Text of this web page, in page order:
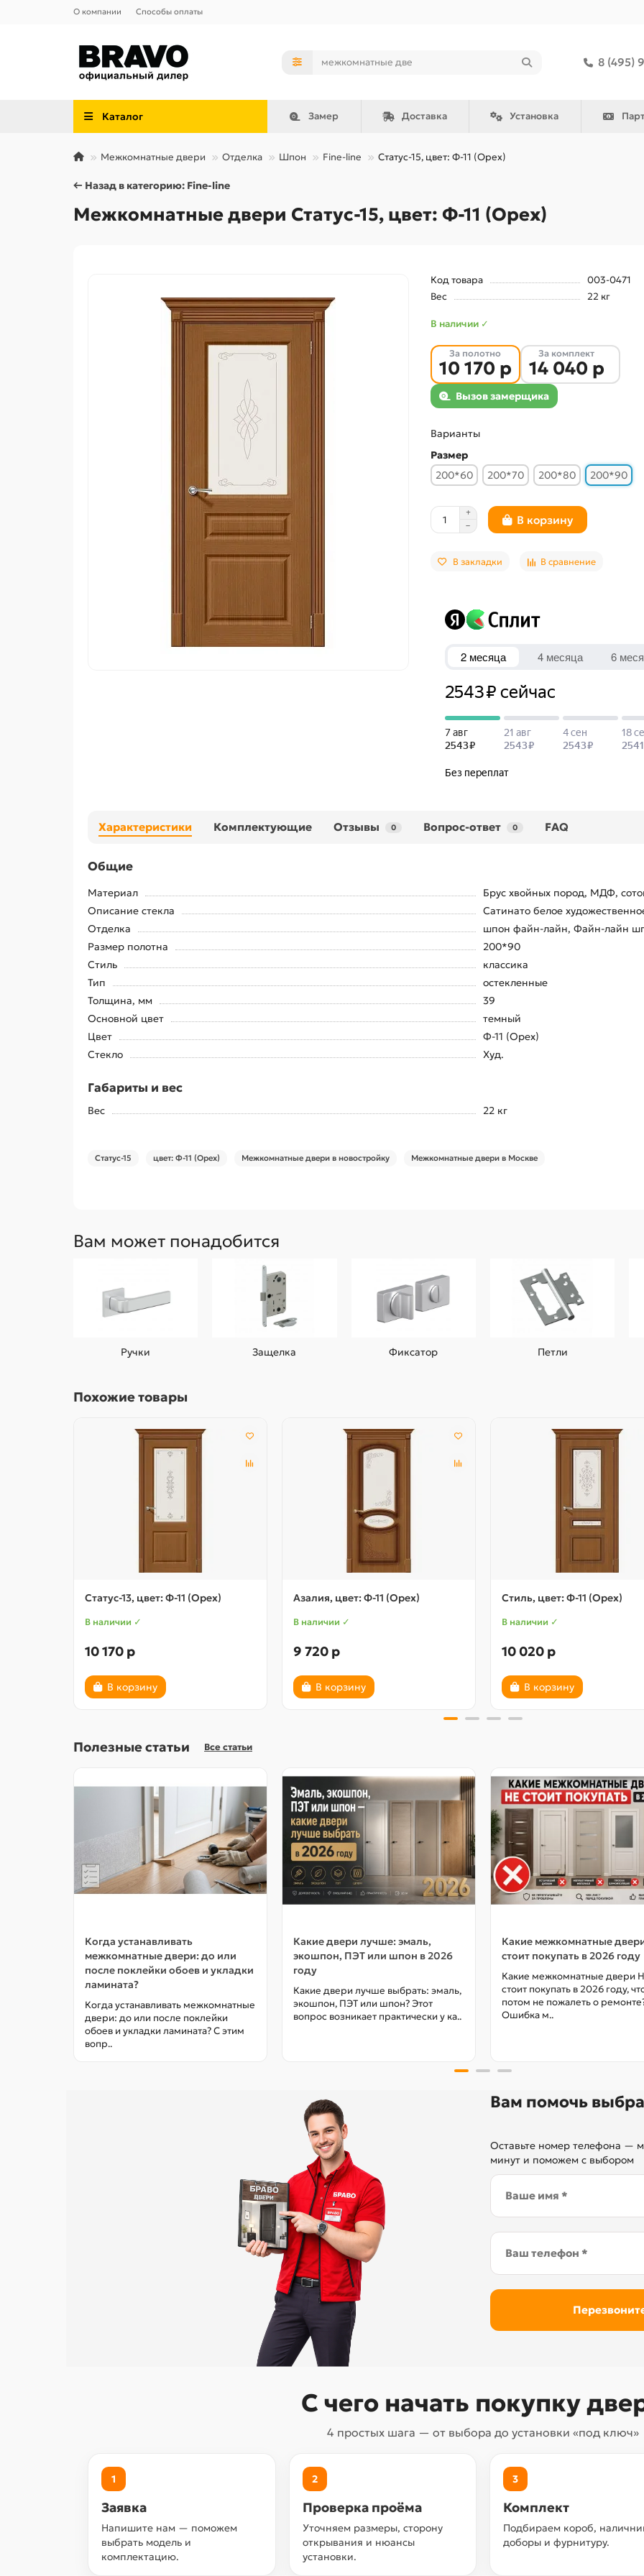
О компании Способы оплаты
8 (495)
Каталог Замер Доставка Установка
Межкомнатные двери Отделка Шпон Fine-line Статус-15, цвет: Ф-11 (Орех)
← Назад в категорию: Fine-line
Межкомнатные двери Статус-15, цвет: Ф-11 (Орех)
Код товара
003-0471
Вес
22 кг
В наличии ✓
За полотно
10 170 р
За комплект
14 040 р
Вызов замерщика
Варианты
Размер
200*60
200*70 200*80 200*90
В корзину
В закладки В сравнение
Характеристики Комплектующие Отзывы 0 Вопрос-ответ 0 FAQ
Общие
Материал
Брус хвойных пород, МДФ,
Описание стекла
Сатинато белое
Отделка
шпон файн-лайн, Файн-лайн
Размер полотна
200*90
Стиль
классика
Тип
остекленные
Толщина, мм
39
Основной цвет
темный
Цвет
Ф-11 (Орех)
Стекло
Худ.
Габариты и вес
Вес 22 кг
Статус-15 цвет: Ф-11 (Орех) Межкомнатные двери в новостройку Межкомнатные двери в Москве
Вам может понадобится
Ручки Защелка Фиксатор Петли
Похожие товары
Статус-13, цвет: Ф-11 (Орех)
В наличии ✓
10 170 р
В корзину
Азалия, цвет: Ф-11 (Орех)
В наличии ✓
9 720 р
В корзину
Стиль, цвет: Ф-11 (Орех)
В наличии ✓
10 020 р
В корзину
Полезные статьи Все статьи
Когда устанавливать
межкомнатные двери: до или
после поклейки обоев и укладки
ламината?
Когда устанавливать межкомнатные
двери: до или после поклейки
обоев и укладки ламината? С этим
вопр..
Какие двери лучше: эмаль,
экошпон, ПЭТ или шпон в 2026
году
Какие двери лучше выбрать: эмаль,
экошпон, ПЭТ или шпон? Этот
вопрос возникает практически у ка..
Какие межкомнатные
стоит покупать в 2026 году
Какие межкомнатные двери
стоит покупать в 2026 году,
потом не пожалеть о
Ошибка м..
Вам помочь
Оставьте номер телефона —
минут и поможем с выбором
С чего начать покупку
4 простых шага — от выбора до установки «под ключ»
1
Заявка
Напишите нам — поможем
выбрать модель и
комплектацию.
2
Проверка проёма
Уточняем размеры, сторону
открывания и нюансы
установки.
3
Комплект
Подбираем короб,
доборы и фурнитуру.